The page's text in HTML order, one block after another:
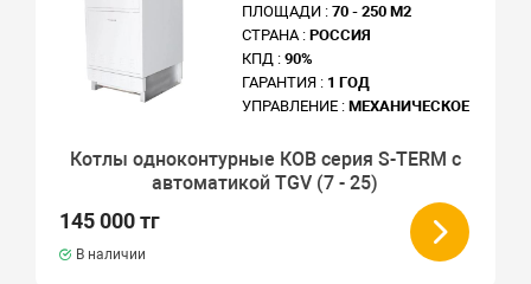
ПЛОЩАДИ : 70 - 250 М2
СТРАНА : РОССИЯ
КПД : 90%
ГАРАНТИЯ : 1 ГОД
УПРАВЛЕНИЕ : МЕХАНИЧЕСКОЕ
Котлы одноконтурные КОВ серия S-TERM с
автоматикой TGV (7 - 25)
145 000 тг
В наличии